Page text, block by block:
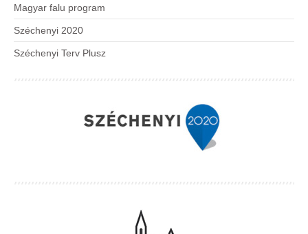
Magyar falu program
Széchenyi 2020
Széchenyi Terv Plusz